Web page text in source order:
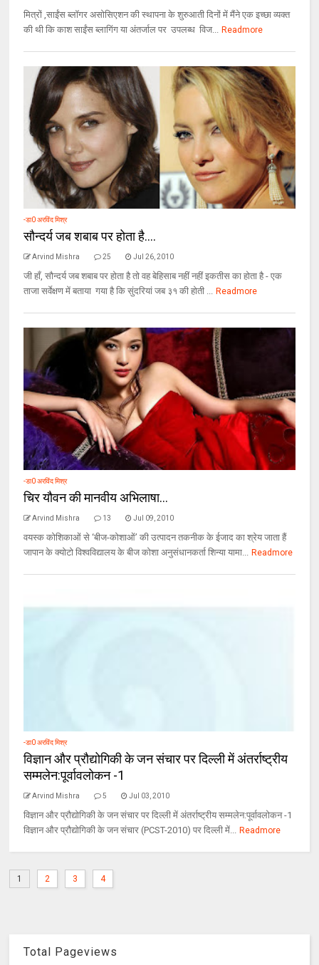
मित्रों ,साईंस ब्लॉगर असोसिएशन की स्थापना के शुरुआती दिनों में मैंने एक इच्छा व्यक्त
की थी कि काश साईंस ब्लागिंग या अंतर्जाल पर उपलब्ध विज... Readmore
-डा0 अरविंद मिश्र
सौन्दर्य जब शबाब पर होता है....
Arvind Mishra 25 Jul 26, 2010
जी हाँ, सौन्दर्य जब शबाब पर होता है तो वह बेहिसाब नहीं नहीं इकतीस का होता है - एक
ताजा सर्वेक्षण में बताया गया है कि सुंदरियां जब ३१ की होती ... Readmore
-डा0 अरविंद मिश्र
चिर यौवन की मानवीय अभिलाषा...
Arvind Mishra 13 Jul 09, 2010
वयस्क कोशिकाओं से ‘बीज-कोशाओं’ की उत्पादन तकनीक के ईजाद का श्रेय जाता हैं
जापान के क्योटो विश्वविद्यालय के बीज कोशा अनुसंधानकर्ता शिन्या यामा... Readmore
-डा0 अरविंद मिश्र
विज्ञान और प्रौद्योगिकी के जन संचार पर दिल्ली में अंतर्राष्ट्रीय
सम्मलेन:पूर्वावलोकन -1
Arvind Mishra 5 Jul 03, 2010
विज्ञान और प्रौद्योगिकी के जन संचार पर दिल्ली में अंतर्राष्ट्रीय सम्मलेन:पूर्वावलोकन -1
विज्ञान और प्रौद्योगिकी के जन संचार (PCST-2010) पर दिल्ली में... Readmore
1 2 3 4
Total Pageviews